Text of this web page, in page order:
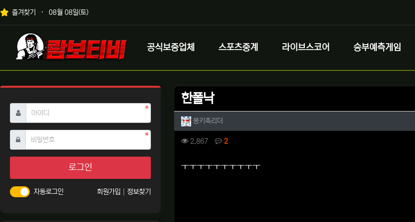
상단 네비
즐겨찾기 08월 08일(토)
메인 메뉴
로고
공식보증업체 스포츠중계 라이브스코어 승부예측게임
한폴낙
작성자 정보
몽키족리더
컨텐츠 정보
2,867조회 2댓글
본문
ㅜㅜㅜㅜㅜㅜㅜㅜㅜㅜ
아이디 필수
비밀번호필수
로그인
자동로그인 회원가입 정보찾기